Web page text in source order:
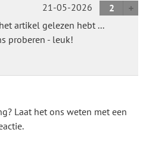
21-05-2026
2
artikel gelezen hebt ...
proberen - leuk!
Laat het ons weten met een